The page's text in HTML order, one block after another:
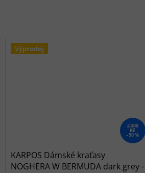
Výprodej
2 390
Kč
–50 %
KARPOS Dámské kraťasy
NOGHERA W BERMUDA dark grey -